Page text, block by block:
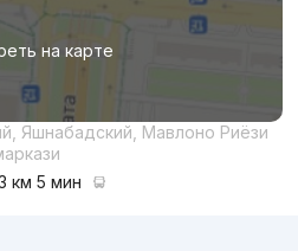
на карте
Яшнабадский, Мавлоно Риёзи
км 5 мин